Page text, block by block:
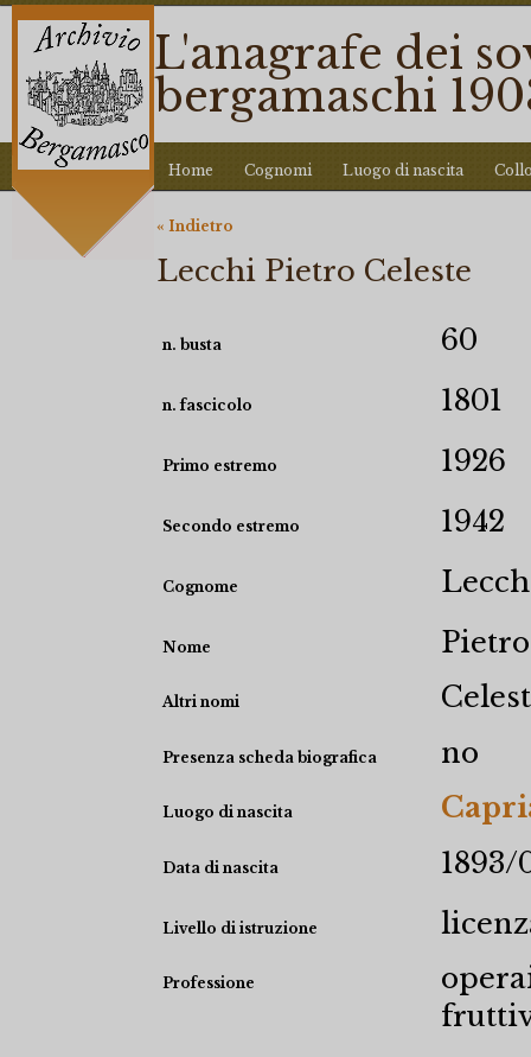
L'anagrafe dei
bergamaschi
Home Cognomi Luogo di nascita
« Indietro
Lecchi Pietro Celeste
n. busta 60
n. fascicolo 1801
Primo estremo 1926
Secondo estremo 1942
Cognome
Nome Pietro
Altri nomi
Presenza scheda biografica no
Luogo di nascita
Data di nascita 1893/
Livello di istruzione
Professione